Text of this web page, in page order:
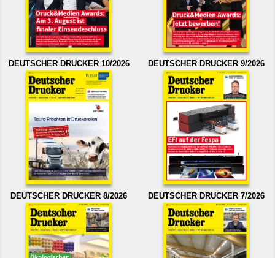
DEUTSCHER DRUCKER 10/2026 DEUTSCHER DRUCKER 9/2026
DEUTSCHER DRUCKER 8/2026 DEUTSCHER DRUCKER 7/2026